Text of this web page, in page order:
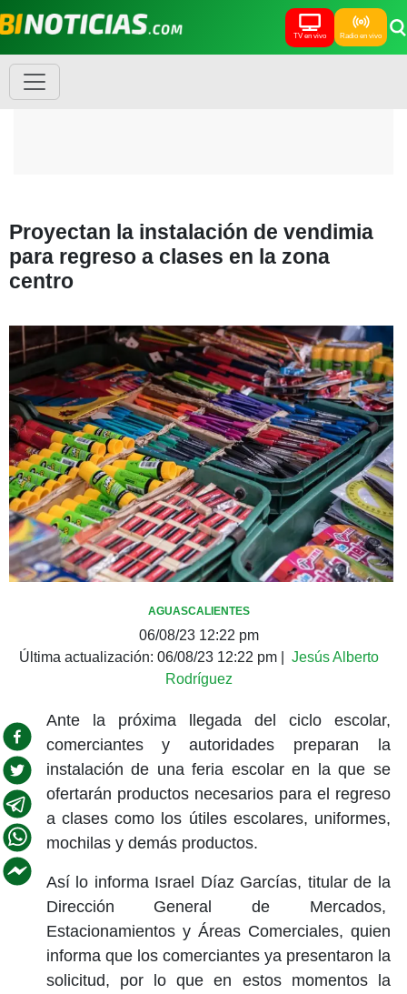
TV en vivo Radio en vivo
Proyectan la instalación de vendimia
para regreso a clases en la zona
centro
AGUASCALIENTES
06/08/23 12:22 pm
Última actualización: 06/08/23 12:22 pm
Jesús Alberto
Rodríguez
Ante la próxima llegada del ciclo escolar,
comerciantes y autoridades preparan la
instalación de una feria escolar en la que se
ofertarán productos necesarios para el regreso
a clases como los útiles escolares, uniformes,
mochilas y demás productos.
Así lo informa Israel Díaz Garcías, titular de la
Dirección General de Mercados,
Estacionamientos y Áreas Comerciales, quien
informa que los comerciantes ya presentaron la
solicitud, por lo que en estos momentos la